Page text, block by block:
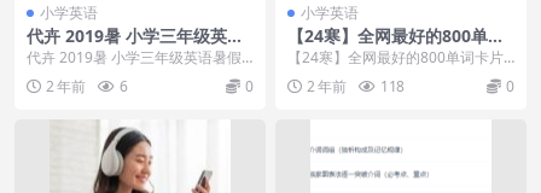
小学英语
代卉 2019暑 小学三年级英语
暑假系统班
代卉 2019暑 小学三年级英语暑假
系统班目录：├─第01讲.英语学习
重要性.m...
2 年前 6 0
小学英语
【24寒】全网最好的800单词
卡片完美打印版
【24寒】全网最好的800单词卡片
完美打印版 目录： ├─每页4图打印
│ ├...2 年前 118 0